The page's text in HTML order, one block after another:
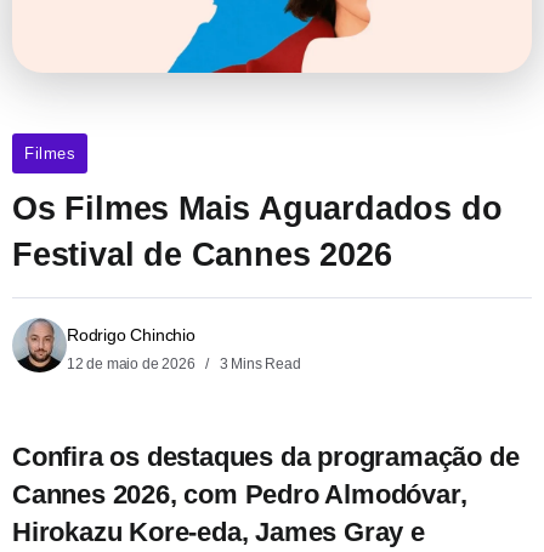
Filmes
Os Filmes Mais Aguardados do
Festival de Cannes 2026
Rodrigo Chinchio
12 de maio de 2026 3 Mins Read
Confira os destaques da programação de
Cannes 2026, com Pedro Almodóvar,
Hirokazu Kore-eda, James Gray e